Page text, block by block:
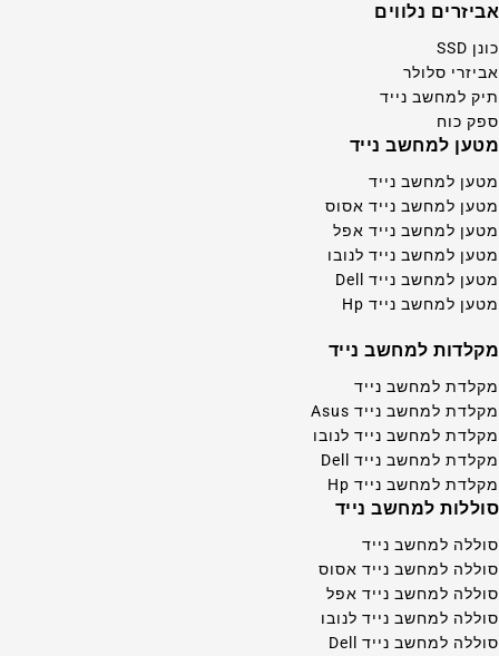
אביזרים נלווים
כונן SSD
אביזרי סלולר
תיק למחשב נייד
ספק כוח
מטען למחשב נייד
מטען למחשב נייד
מטען למחשב נייד אסוס
מטען למחשב נייד אפל
מטען למחשב נייד לנובו
מטען למחשב נייד Dell
מטען למחשב נייד Hp
מקלדות למחשב נייד
מקלדת למחשב נייד
מקלדת למחשב נייד Asus
מקלדת למחשב נייד לנובו
מקלדת למחשב נייד Dell
מקלדת למחשב נייד Hp
סוללות למחשב נייד
סוללה למחשב נייד
סוללה למחשב נייד אסוס
סוללה למחשב נייד אפל
סוללה למחשב נייד לנובו
סוללה למחשב נייד Dell